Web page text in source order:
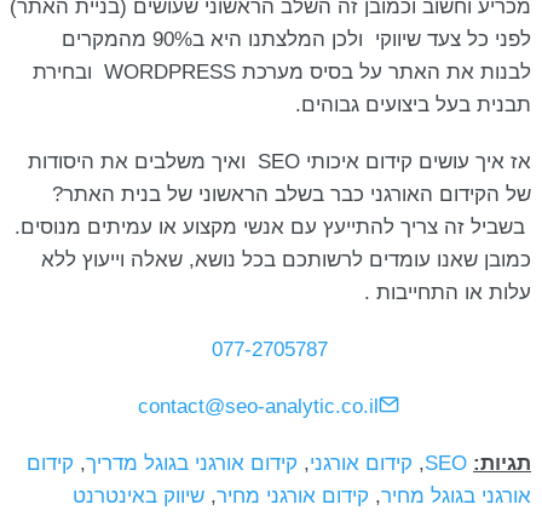
מכריע וחשוב וכמובן זה השלב הראשוני שעושים (בניית האתר)
לפני כל צעד שיווקי ולכן המלצתנו היא ב90% מהמקרים
לבנות את האתר על בסיס מערכת WORDPRESS ובחירת
תבנית בעל ביצועים גבוהים.
אז איך עושים קידום איכותי SEO ואיך משלבים את היסודות
של הקידום האורגני כבר בשלב הראשוני של בנית האתר?
בשביל זה צריך להתייעץ עם אנשי מקצוע או עמיתים מנוסים.
כמובן שאנו עומדים לרשותכם בכל נושא, שאלה וייעוץ ללא
עלות או התחייבות .
077-2705787
contact@seo-analytic.co.il
תגיות: SEO
, קידום אורגני, קידום אורגני בגוגל מדריך, קידום
אורגני בגוגל מחיר, קידום אורגני מחיר, שיווק באינטרנט